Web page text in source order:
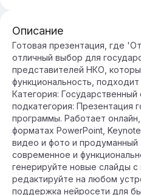
Описание
Готовая презентация, где
отличный выбор для
представителей НКО,
функциональность,
Категория: Государственный
подкатегория: Презентация
программы. Работает
форматах PowerPoint,
видео и фото и продуманный
современное и
генерируйте новые слайды
редактируйте на любом
поддержка нейросети для